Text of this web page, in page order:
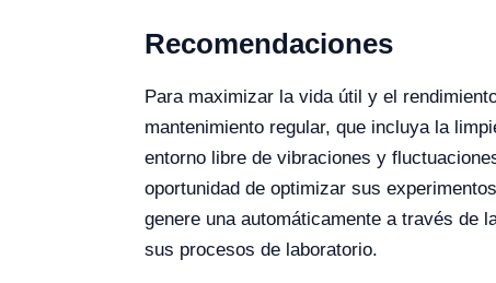
Recomendaciones
Para maximizar la vida útil y el
mantenimiento regular, que incluya la
entorno libre de vibraciones y
oportunidad de optimizar sus
genere una automáticamente a través de
sus procesos de laboratorio.